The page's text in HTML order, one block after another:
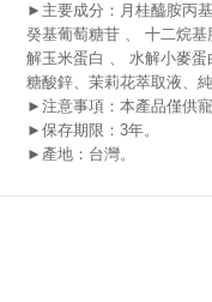
►主要成分：月桂醯胺丙
癸基葡萄糖苷 、 十二烷
解玉米蛋白 、 水解小麥
糖酸鋅、茉莉花萃取液、純
►注意事項： 本產品僅供寵
►保存期限：3年。
►產地：台灣。